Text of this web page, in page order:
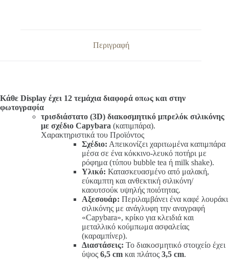
Περιγραφή
Κάθε Display έχει 12 τεμάχια διαφορά οπως και στην
φωτογραφία
τρισδιάστατο (3D) διακοσμητικό μπρελόκ σιλικόνης
με σχέδιο Capybara (καπιμπάρα).
Χαρακτηριστικά του Προϊόντος
Σχέδιο: Απεικονίζει χαριτωμένα καπιμπάρα
μέσα σε ένα κόκκινο-λευκό ποτήρι με
ρόφημα (τύπου bubble tea ή milk shake).
Υλικό: Κατασκευασμένο από μαλακή,
εύκαμπτη και ανθεκτική σιλικόνη/
καουτσούκ υψηλής ποιότητας.
Αξεσουάρ: Περιλαμβάνει ένα καφέ λουράκι
σιλικόνης με ανάγλυφη την αναγραφή
«Capybara», κρίκο για κλειδιά και
μεταλλικό κούμπωμα ασφαλείας
(καραμπίνερ).
Διαστάσεις: Το διακοσμητικό στοιχείο έχει
ύψος 6,5 cm και πλάτος 3,5 cm.